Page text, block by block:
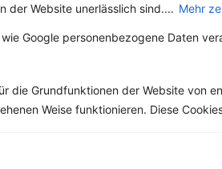
der Website unerlässlich sind.... Mehr
Google personenbezogene Daten
die Grundfunktionen der Website von
Weise funktionieren. Diese
17.
Weitere Low Carb